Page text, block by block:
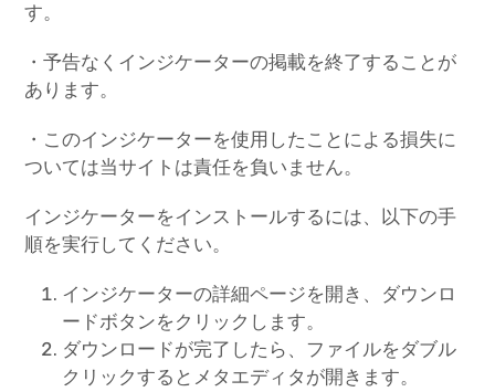
す。
・予告なくインジケーターの掲載を終了することが
あります。
・このインジケーターを使用したことによる損失に
ついては当サイトは責任を負いません。
インジケーターをインストールするには、以下の手
順を実行してください。
インジケーターの詳細ページを開き、ダウンロ
ードボタンをクリックします。
ダウンロードが完了したら、ファイルをダブル
クリックするとメタエディタが開きます。